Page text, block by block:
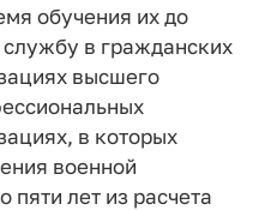
обучения их до
в гражданских
высшего
в которых
военной
пяти лет из расчета